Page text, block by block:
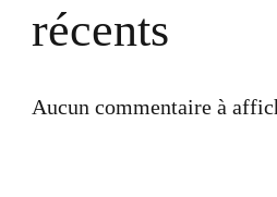
récents
Aucun commentaire à